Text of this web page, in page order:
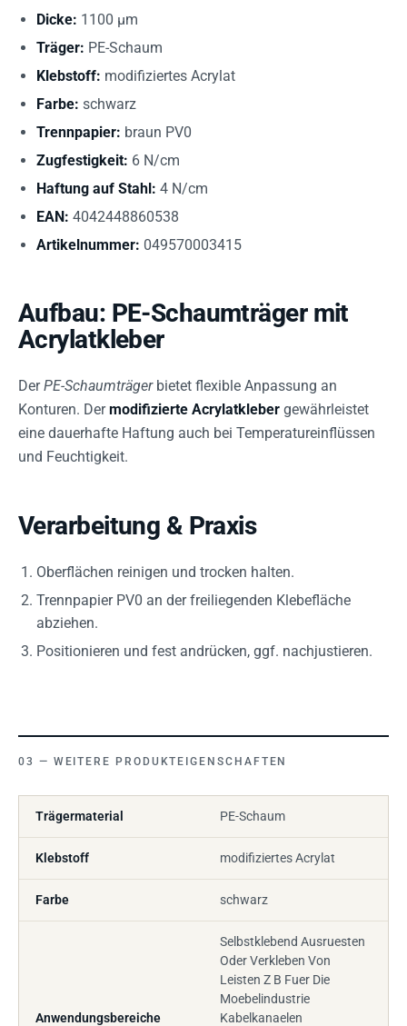
Dicke: 1100 µm
Träger: PE-Schaum
Klebstoff: modifiziertes Acrylat
Farbe: schwarz
Trennpapier: braun PV0
Zugfestigkeit: 6 N/cm
Haftung auf Stahl: 4 N/cm
EAN: 4042448860538
Artikelnummer: 049570003415
Aufbau: PE-Schaumträger mit
Acrylatkleber
DerPE-Schaumträgerbietet flexible Anpassung an
Konturen. Dermodifizierte Acrylatkleber gewährleistet
eine dauerhafte Haftung auch bei Temperatureinflüssen
und Feuchtigkeit.
Verarbeitung & Praxis
Oberflächen reinigen und trocken halten.
Trennpapier PV0 an der freiliegenden Klebefläche
abziehen.
Positionieren und fest andrücken, ggf. nachjustieren.
WEITERE PRODUKTEIGENSCHAFTEN
Trägermaterial PE-Schaum
Klebstoff modifiziertes Acrylat
Farbe schwarz
Anwendungsbereiche
Selbstklebend Ausruesten
Oder Verkleben Von
Leisten Z B Fuer Die
Moebelindustrie
Kabelkanaelen